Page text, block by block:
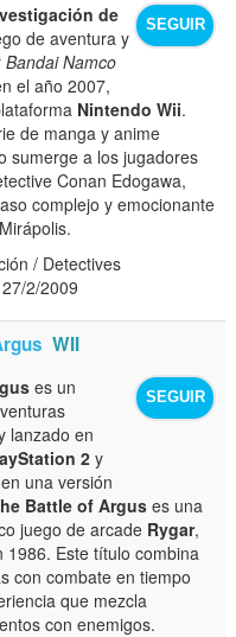
SEGUIR
de
de aventura y
Bandai Namco
el año 2007,
Nintendo Wii.
de manga y anime
sumerge a los jugadores
Conan Edogawa,
complejo y emocionante
/ Detectives
27/2/2009
WII
SEGUIR
es un
lanzado en
2y
en una versión
Battle of Arguses una
juego de arcade Rygar,
1986. Este título combina
con combate en tiempo
que mezcla
con enemigos.